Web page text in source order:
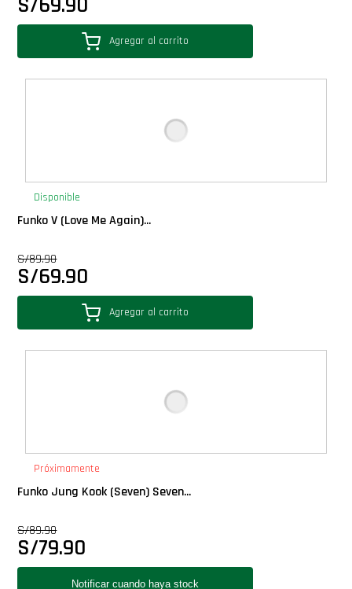
Pop Regular
Pop Rides
PRÓXIMAMENTE
Star Wars Oferta
Agregar al carrito
Disponible
Funko V (Love Me Again)...
S/89.90
S/69.90
Agregar al carrito
Próximamente
Funko Jung Kook (Seven) Seven...
S/89.90
S/79.90